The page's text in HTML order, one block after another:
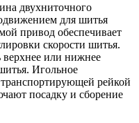
двухниточного
для шитья
привод обеспечивает
скорости шитья.
верхнее или нижнее
Игольное
рейкой
посадку и сборение